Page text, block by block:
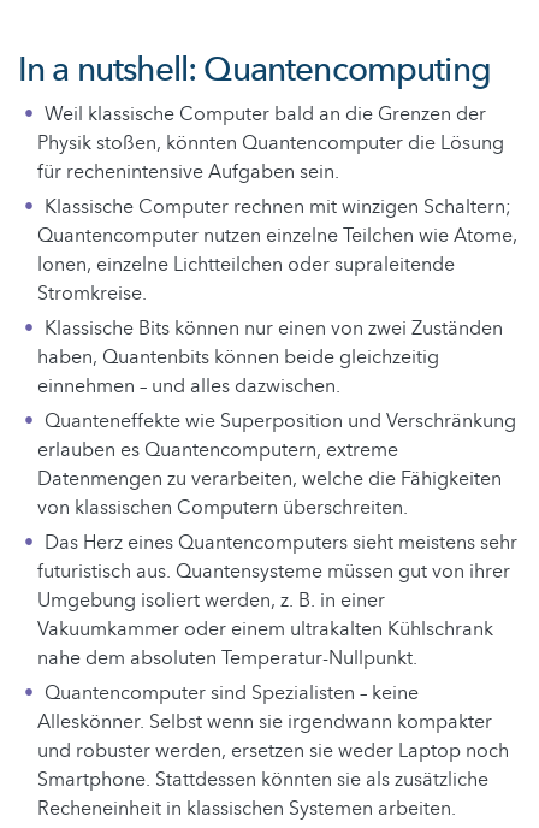
In a nutshell: Quantencomputing
Weil klassische Computer bald an die Grenzen der
Physik stoßen, könnten Quantencomputer die Lösung
für rechenintensive Aufgaben sein.
Klassische Computer rechnen mit winzigen Schaltern;
Quantencomputer nutzen einzelne Teilchen wie Atome,
Ionen, einzelne Lichtteilchen oder supraleitende
Stromkreise.
Klassische Bits können nur einen von zwei Zuständen
haben, Quantenbits können beide gleichzeitig
einnehmen – und alles dazwischen.
Quanteneffekte wie Superposition und Verschränkung
erlauben es Quantencomputern, extreme
Datenmengen zu verarbeiten, welche die Fähigkeiten
von klassischen Computern überschreiten.
Das Herz eines Quantencomputers sieht meistens sehr
futuristisch aus. Quantensysteme müssen gut von ihrer
Umgebung isoliert werden, z. B. in einer
Vakuumkammer oder einem ultrakalten Kühlschrank
nahe dem absoluten Temperatur-Nullpunkt.
Quantencomputer sind Spezialisten – keine
Alleskönner. Selbst wenn sie irgendwann kompakter
und robuster werden, ersetzen sie weder Laptop noch
Smartphone. Stattdessen könnten sie als zusätzliche
Recheneinheit in klassischen Systemen arbeiten.